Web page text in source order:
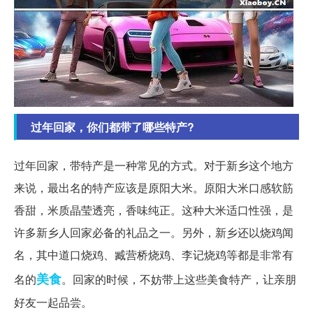
过年回家，你们都带了哪些特产?
过年回家，带特产是一种常见的方式。对于新乡这个地方
来说，最出名的特产应该是原阳大米。原阳大米口感软筋
香甜，米质晶莹透亮，香味纯正。这种大米适口性强，是
许多新乡人回家必备的礼品之一。另外，新乡还以烧鸡闻
名，其中道口烧鸡、臧营桥烧鸡、李记烧鸡等都是非常有
名的美食。回家的时候，不妨带上这些美食特产，让亲朋
好友一起品尝。